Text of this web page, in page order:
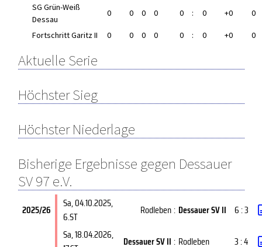
SG Grün-Weiß
Dessau
0 0 0 0 0 : 0 +0 0
Fortschritt Garitz II 0 0 0 0 0 : 0 +0 0
Aktuelle Serie
Höchster Sieg
Höchster Niederlage
Bisherige Ergebnisse gegen Dessauer
SV 97 e.V.
2025/26 Sa, 04.10.2025,
6.ST
Rodleben: Dessauer SV II 6 : 3
Sa, 18.04.2026,
Dessauer SV II : Rodleben 3 : 4